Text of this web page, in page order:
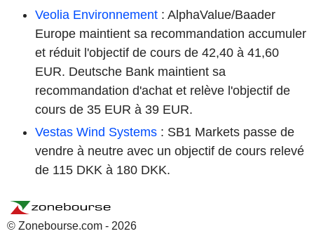
Veolia Environnement : AlphaValue/Baader
Europe maintient sa recommandation accumuler
et réduit l'objectif de cours de 42,40 à 41,60
EUR. Deutsche Bank maintient sa
recommandation d'achat et relève l'objectif de
cours de 35 EUR à 39 EUR.
Vestas Wind Systems : SB1 Markets passe de
vendre à neutre avec un objectif de cours relevé
de 115 DKK à 180 DKK.
© Zonebourse.com - 2026